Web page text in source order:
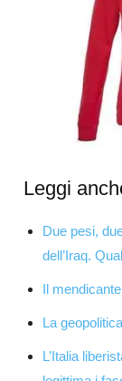
Leggi
Due pesi,
dell’Iraq.
Il
La
L’Italia